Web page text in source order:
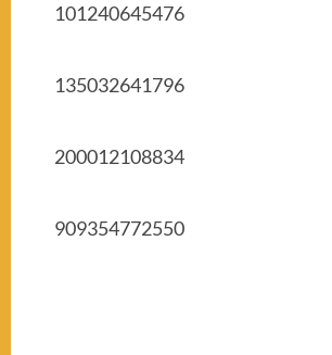
101240645476
135032641796
200012108834
909354772550